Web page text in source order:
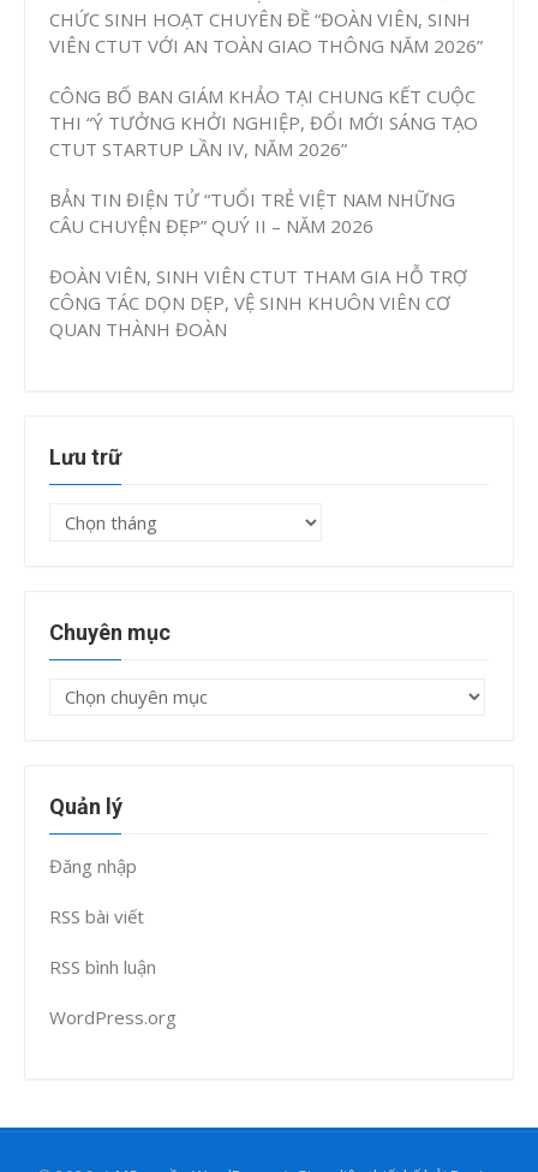
CHỨC SINH HOẠT CHUYÊN ĐỀ “ĐOÀN VIÊN, SINH
VIÊN CTUT VỚI AN TOÀN GIAO THÔNG NĂM 2026”
CÔNG BỐ BAN GIÁM KHẢO TẠI CHUNG KẾT CUỘC
THI “Ý TƯỞNG KHỞI NGHIỆP, ĐỔI MỚI SÁNG TẠO
CTUT STARTUP LẦN IV, NĂM 2026”
BẢN TIN ĐIỆN TỬ “TUỔI TRẺ VIỆT NAM NHỮNG
CÂU CHUYỆN ĐẸP” QUÝ II – NĂM 2026
ĐOÀN VIÊN, SINH VIÊN CTUT THAM GIA HỖ TRỢ
CÔNG TÁC DỌN DẸP, VỆ SINH KHUÔN VIÊN CƠ
QUAN THÀNH ĐOÀN
Lưu trữ
Lưu
Chuyên mục
Chuyên
Quản lý
Đăng nhập
RSS bài viết
RSS bình luận
WordPress.org